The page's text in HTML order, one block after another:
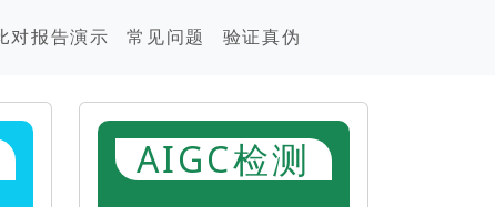
对报告演示 常见问题 验证真伪
AIGC检测